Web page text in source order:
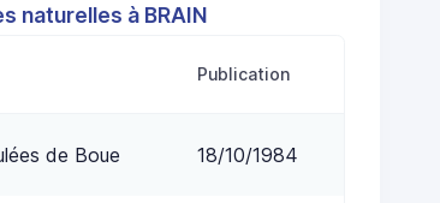
naturelles à BRAIN
Publication
de Boue 18/10/1984